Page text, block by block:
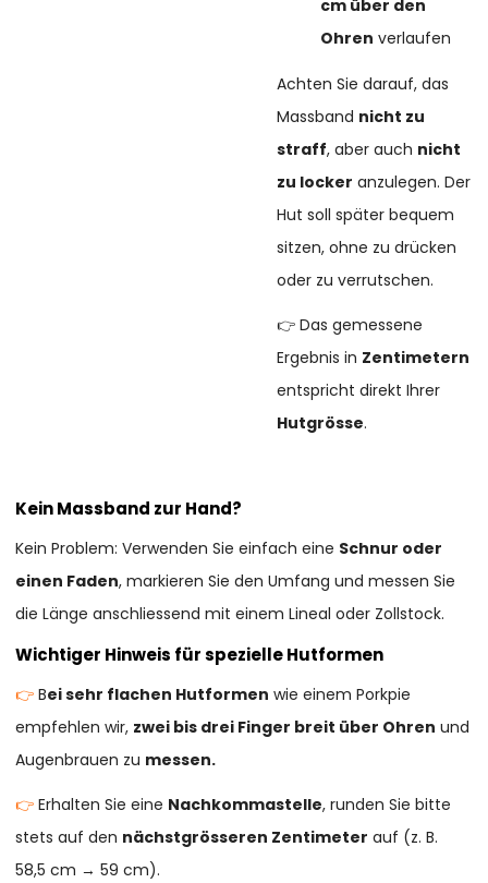
cm über den
Ohren verlaufen
Achten Sie darauf, das
Massband nicht zu
straff, aber auch nicht
zu locker anzulegen. Der
Hut soll später bequem
sitzen, ohne zu drücken
oder zu verrutschen.
👉 Das gemessene
Ergebnis in Zentimetern
entspricht direkt Ihrer
Hutgrösse.
Kein Massband zur Hand?
Kein Problem: Verwenden Sie einfach eine Schnur oder
einen Faden, markieren Sie den Umfang und messen Sie
die Länge anschliessend mit einem Lineal oder Zollstock.
Wichtiger Hinweis für spezielle Hutformen
👉Bei sehr flachen Hutformen wie einem Porkpie
empfehlen wir, zwei bis drei Finger breit über Ohren und
Augenbrauen zu messen.
👉Erhalten Sie eine Nachkommastelle, runden Sie bitte
stets auf den nächstgrösseren Zentimeter auf (z. B.
58,5 cm → 59 cm).